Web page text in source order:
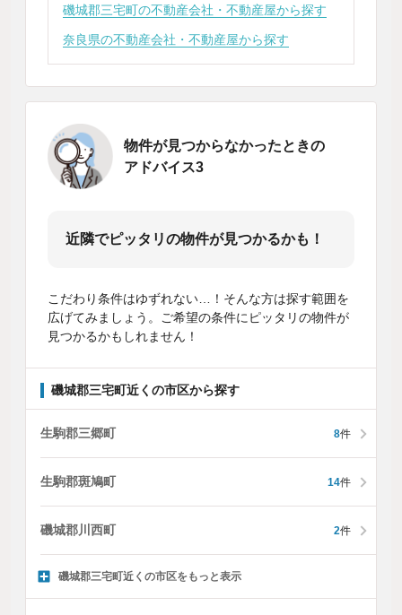
磯城郡三宅町の不動産会社・不動産屋から探す
奈良県の不動産会社・不動産屋から探す
物件が見つからなかったときの
アドバイス3
近隣でピッタリの物件が見つかるかも！
こだわり条件はゆずれない…！そんな方は探す範囲を
広げてみましょう。ご希望の条件にピッタリの物件が
見つかるかもしれません！
磯城郡三宅町近くの市区から探す
生駒郡三郷町 8件
生駒郡斑鳩町 14件
磯城郡川西町 2件
磯城郡三宅町近くの市区をもっと表示